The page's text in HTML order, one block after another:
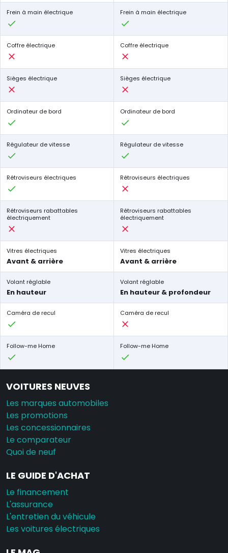
Frein à main électrique Frein à main électrique
Coffre électrique Coffre électrique
Sièges électrique Sièges électrique
Ordinateur de bord Ordinateur de bord
Régulateur de vitesse Régulateur de vitesse
Rétroviseurs électriques Rétroviseurs électriques
Rétroviseurs rabattables
électriquement
Rétroviseurs rabattables
électriquement
Vitres électriques
Avant & arrière
Vitres électriques
Avant & arrière
Volant réglable
En hauteur
Volant réglable
En hauteur & profondeur
Caméra de recul Caméra de recul
Follow-me Home Follow-me Home
VOITURES NEUVES
Les marques automobiles
Les promotions
Les concessionnaires
Le comparateur
Quoi de neuf
LE GUIDE D'ACHAT
Le financement
L'assurance
L'entretien du véhicule
Les voitures électriques